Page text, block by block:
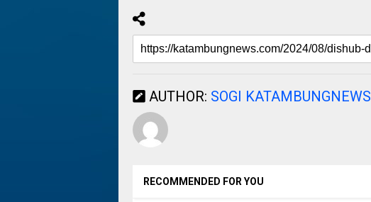
AUTHOR: SOGI KATAMBUNGNEWS
RECOMMENDED FOR YOU